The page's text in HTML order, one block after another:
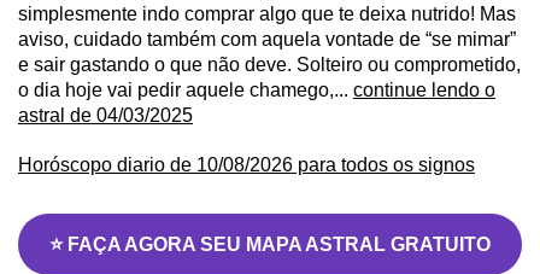
simplesmente indo comprar algo que te deixa nutrido! Mas
aviso, cuidado também com aquela vontade de “se mimar”
e sair gastando o que não deve. Solteiro ou comprometido,
o dia hoje vai pedir aquele chamego,... continue lendo o
astral de 04/03/2025
Horóscopo diario de 10/08/2026 para todos os signos
⭐ FAÇA AGORA SEU MAPA ASTRAL GRATUITO